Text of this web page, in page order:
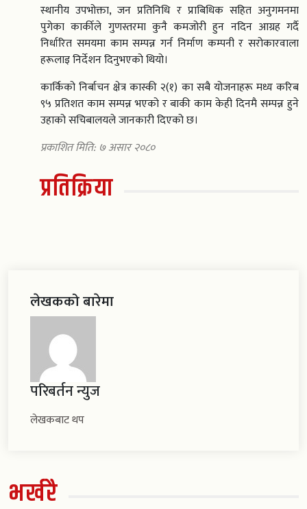
स्थानीय उपभोक्ता, जन प्रतिनिधि र प्राबिधिक सहित अनुगमनमा
पुगेका कार्कीले गुणस्तरमा कुनै कमजोरी हुन नदिन आग्रह गर्दै
निर्धारित समयमा काम सम्पन्न गर्न निर्माण कम्पनी र सरोकारवाला
हरूलाइ निर्देशन दिनुभएको थियो।
कार्किको निर्बाचन क्षेत्र कास्की २(१) का सबै योजनाहरू मध्य करिब
९५ प्रतिशत काम सम्पन्न भएको र बाकी काम केही दिनमै सम्पन्न हुने
उहाको सचिबालयले जानकारी दिएको छ।
प्रकाशित मिति: ७ असार २०८०
प्रतिक्रिया
लेखकको बारेमा
परिबर्तन न्युज
लेखकबाट थप
भर्खरै